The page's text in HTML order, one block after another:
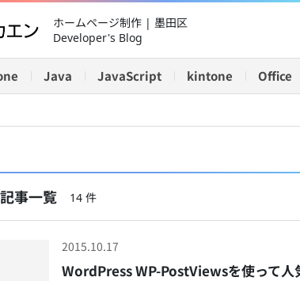
ホームページ制作 | 墨田区
Developer's Blog
Java JavaScript kintone Office
事一覧 14 件
2015.10.17
WordPress WP-PostViewsを使って人